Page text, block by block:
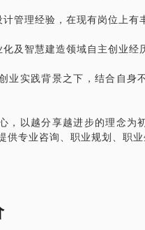
得已经被验证的高效实操方法
我见面前，请把你的问题更
管理经验，在现有岗位上有
及智慧建造领域自主创业经
业实践背景之下，结合自身
，以越分享越进步的理念为
供专业咨询、职业规划、职业